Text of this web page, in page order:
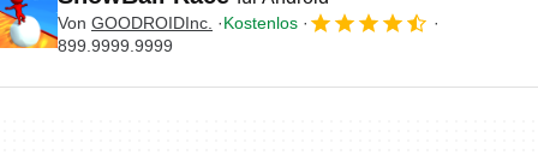
Von GOODROIDInc.
Kostenlos
899.9999.9999